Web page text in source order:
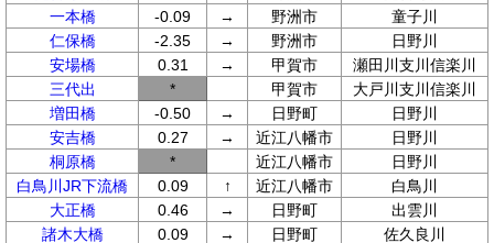
一本橋
-0.09 → 野洲市
童子川
仁保橋
-2.35 → 野洲市
日野川
安場橋
0.31 → 甲賀市
瀬田川支川信楽川
三代出
* 甲賀市
大戸川支川信楽川
増田橋
-0.50 → 日野町
日野川
安吉橋
0.27 → 近江八幡市
日野川
桐原橋
* 近江八幡市
日野川
白鳥川JR下流橋
0.09 ↑ 近江八幡市
白鳥川
大正橋
0.46 → 日野町
出雲川
諸木大橋
0.09 → 日野町
佐久良川